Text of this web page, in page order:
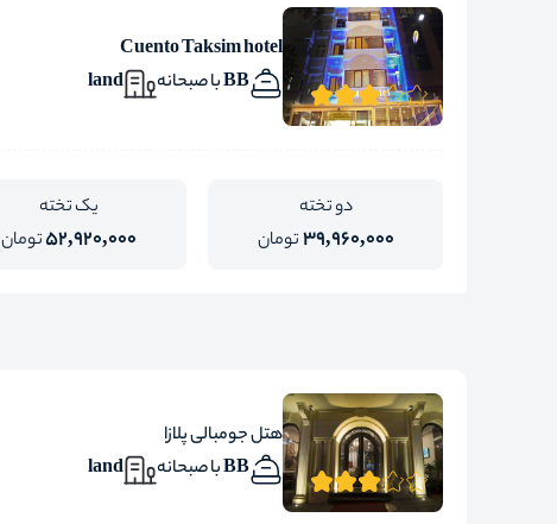
Cuento Taksim hotel
BB با صبحانه
land
دو تخته
39,960,000تومان
یک تخته
52,920,000تومان
هتل جومبالی پلازا
BB با صبحانه
land